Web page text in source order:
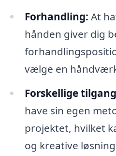
Forhandling: At
hånden giver dig
vælge en
Forskellige
have sin egen
projektet, hvilket
og kreative